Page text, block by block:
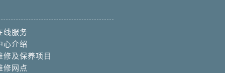
线服务
心介绍
修及保养项目
修网点